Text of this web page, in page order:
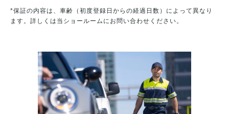
*保証の内容は、車齢（初度登録日からの経過日数）によって異なり
ます。詳しくは当ショールームにお問い合わせください。